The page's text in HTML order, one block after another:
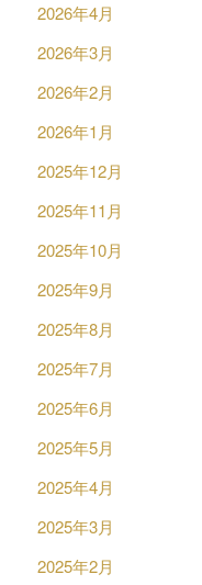
2026年4月
2026年3月
2026年2月
2026年1月
2025年12月
2025年11月
2025年10月
2025年9月
2025年8月
2025年7月
2025年6月
2025年5月
2025年4月
2025年3月
2025年2月